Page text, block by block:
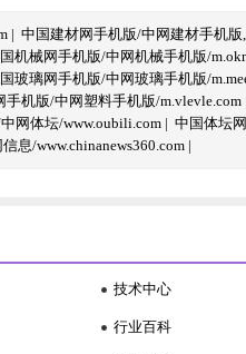
| 中国建材网手机版/中网建材手机版
机械网手机版/中网机械手机版/
玻璃网手机版/中网玻璃手机版/
手机版/中网塑料手机版/m.vlevle.com
网体坛/www.oubili.com | 中国体坛
息/www.chinanews360.com |
技术中心
行业百科